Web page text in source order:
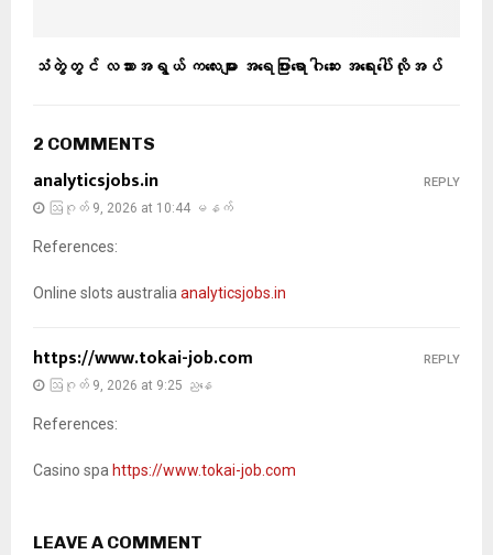
သံတွဲတွင် လသားအရွယ် ကလေးများ အရေပြားရောဂါဆေး အရေးပေါ်လိုအပ်
2 COMMENTS
analyticsjobs.in
ဩဂုတ် 9, 2026 at 10:44 မနက်
References:
Online slots australiaanalyticsjobs.in
REPLY
https://www.tokai-job.com
ဩဂုတ် 9, 2026 at 9:25 ညနေ
References:
Casino spa https://www.tokai-job.com
REPLY
LEAVE A COMMENT